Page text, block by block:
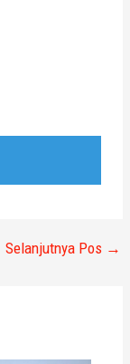
Selanjutnya Pos →